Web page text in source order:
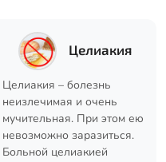
Целиакия
Целиакия – болезнь
неизлечимая и очень
мучительная. При этом ею
невозможно заразиться.
Больной целиакией